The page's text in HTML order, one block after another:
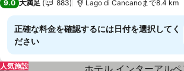
9.0 大満足 883 Lago di Cancanoまで8.4 km
正確な料金を確認するには日付を選択してく
ださい
人気施設